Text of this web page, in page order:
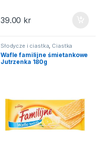
39.00 kr
Słodycze i ciastka, Ciastka
Wafle familijne śmietankowe
Jutrzenka 180g